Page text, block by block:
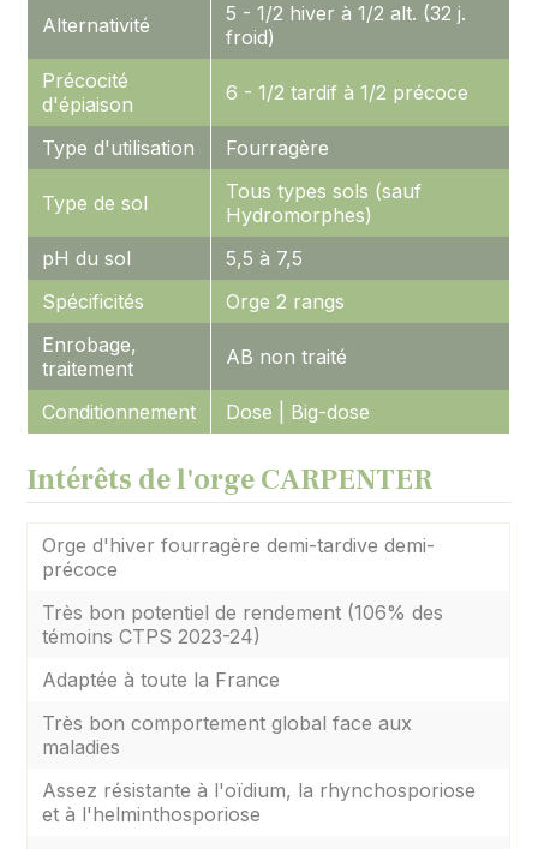
Alternativité
5 - 1/2 hiver à 1/2 alt. (32 j.
froid)
Précocité
d'épiaison
6 - 1/2 tardif à 1/2 précoce
Type d'utilisation Fourragère
Type de sol
Tous types sols (sauf
Hydromorphes)
pH du sol
5,5 à 7,5
Spécificités
Orge 2 rangs
Enrobage,
traitement
AB non traité
Conditionnement Dose | Big-dose
Intérêts de l'orge CARPENTER
Orge d'hiver fourragère demi-tardive demi-
précoce
Très bon potentiel de rendement (106% des
témoins CTPS 2023-24)
Adaptée à toute la France
Très bon comportement global face aux
maladies
Assez résistante à l'oïdium, la rhynchosporiose
et à l'helminthosporiose